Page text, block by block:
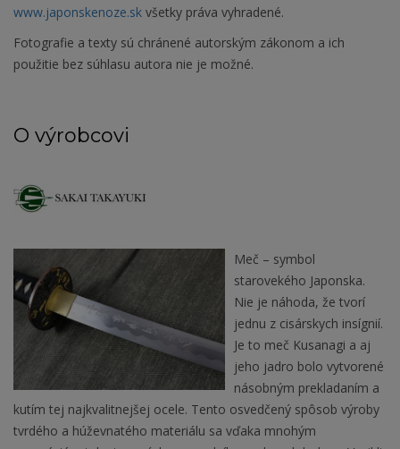
www.japonskenoze.sk všetky práva vyhradené.
Fotografie a texty sú chránené autorským zákonom a ich
použitie bez súhlasu autora nie je možné.
O výrobcovi
Meč – symbol
starovekého Japonska.
Nie je náhoda, že tvorí
jednu z cisárskych insígnií.
Je to meč Kusanagi a aj
jeho jadro bolo vytvorené
násobným prekladaním a
kutím tej najkvalitnejšej ocele. Tento osvedčený spôsob výroby
tvrdého a húževnatého materiálu sa vďaka mnohým